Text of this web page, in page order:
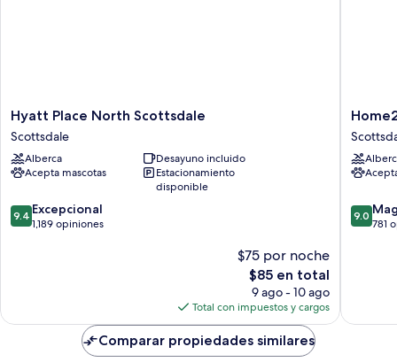
Hyatt
Place
North
Scottsdale
Scottsdale
Hyatt Place North Scottsdale
Scottsdale
Alberca
Desayuno incluido
Acepta mascotas
Estacionamiento
disponible
9.4
de
9.4 Excepcional
1,189 opiniones
$75 por noche
El
precio
actual
es
de
$85
$85 en total
9 ago - 10 ago
Total con impuestos y cargos
Home2
Suites
by
Hilton
9.0
de
9.0
781
Comparar propiedades similares